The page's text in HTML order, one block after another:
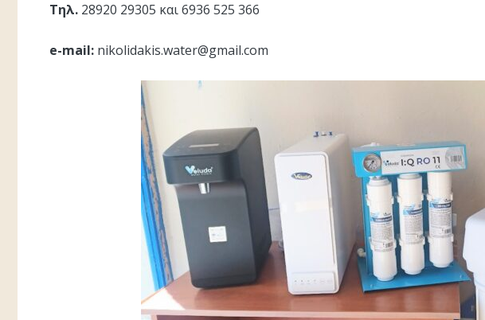
Τηλ. 28920 29305 και 6936 525 366
e-mail: nikolidakis.water@gmail.com